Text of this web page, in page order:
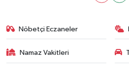
Nöbetçi Eczaneler
Namaz Vakitleri